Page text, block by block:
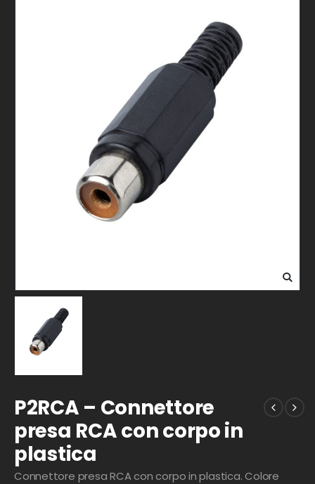
P2RCA – Connettore
presa RCA con corpo in
plastica
Connettore presa RCA con corpo in plastica. Colore